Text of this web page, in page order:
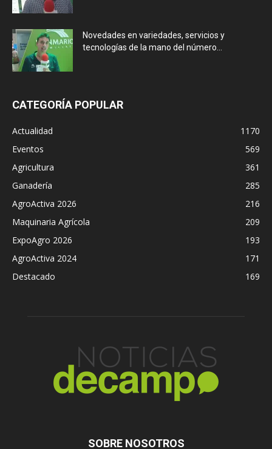
Novedades en variedades, servicios y
tecnologías de la mano del número...
CATEGORÍA POPULAR
Actualidad
1170
Eventos
569
Agricultura
361
Ganadería
285
AgroActiva 2026
216
Maquinaria Agrícola
209
ExpoAgro 2026
193
AgroActiva 2024
171
Destacado
169
SOBRE NOSOTROS